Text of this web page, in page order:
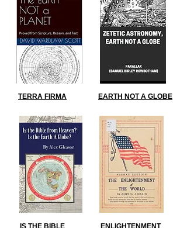
TERRA FIRMA EARTH NOT A GLOBE
IS THE BIBLE
ENLIGHTENMENT